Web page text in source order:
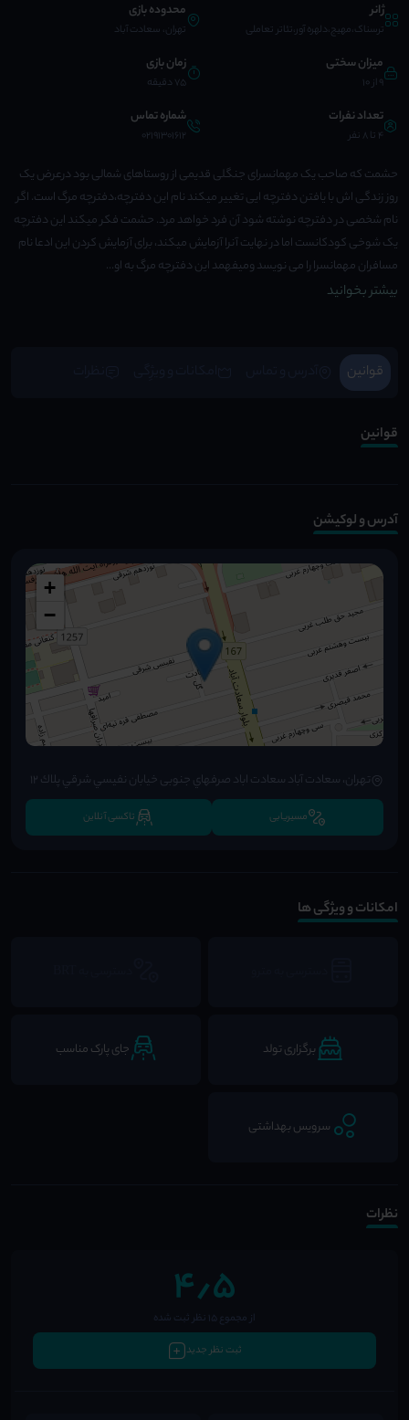
ژانر
ترسناک،مهیج،دلهره آور،تئاتر تعاملی
محدوده بازی
تهران، سعادت آباد
میزان سختی
9 از 10
زمان بازی
75 دقیقه
تعداد نفرات
4 تا 8 نفر
شماره تماس
02191301612
حشمت که صاحب یک مهمانسرای جنگلی قدیمی از روستاهای شمالی بود درعرض یک
روز زندگی اش با یافتن دفترچه ایی تغییر میکند نام این دفترچه،دفترچه مرگ است. اگر
نام شخصی در دفترچه نوشته شود آن فرد خواهد مرد. حشمت فکر میکند این دفترچه
یک شوخی کودکانست اما در نهایت آنرا آزمایش میکند، برای آزمایش کردن این ادعا نام
مسافران مهمانسرا را می نویسد ومیفهمد این دفترچه مرگ به او...
بیشتر بخوانید
قوانین
قوانین
آدرس و لوکیشن
+
−
تهران، سعادت آباد سعادت اباد صرفهاي جنوبی خيابان نفيسي شرقي پلاك ١٢
مسیریابی تاکسی آنلاین
امکانات و ویژگی ها
برگزاری تولد جای پارک مناسب
سرویس بهداشتی
نظرات
4٫5از مجموع 15 نظر ثبت شده
ثبت نظر جدید